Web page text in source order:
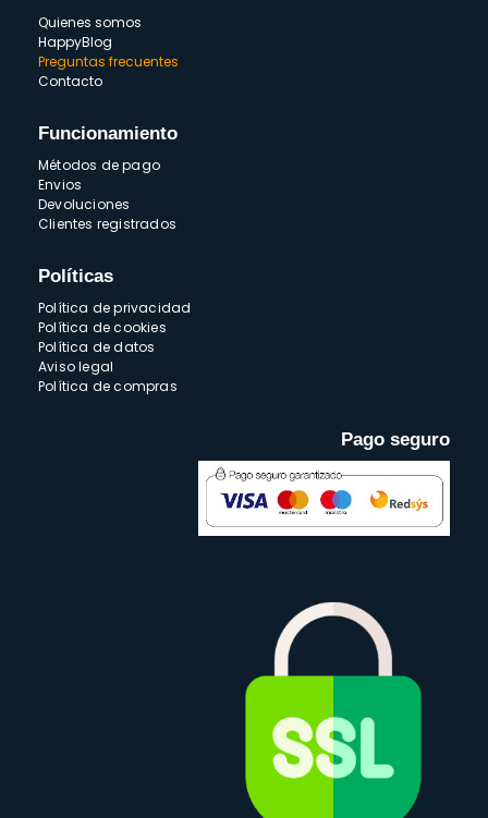
Quienes somos
HappyBlog
Preguntas frecuentes
Contacto
Funcionamiento
Métodos de pago
Envios
Devoluciones
Clientes registrados
Políticas
Política de privacidad
Política de cookies
Política de datos
Aviso legal
Política de compras
Pago seguro